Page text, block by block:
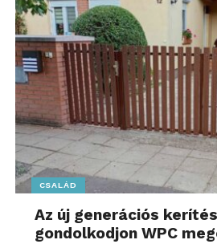
CSALÁD
Az új generációs
gondolkodjon WPC